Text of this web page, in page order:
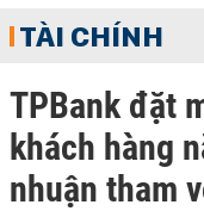
TÀI CHÍNH
TPBank đặt
khách hàng
nhuận tham